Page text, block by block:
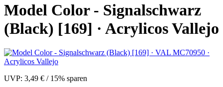
Model Color - Signalschwarz
(Black) [169] · Acrylicos Vallejo
UVP: 3,49 € / 15% sparen